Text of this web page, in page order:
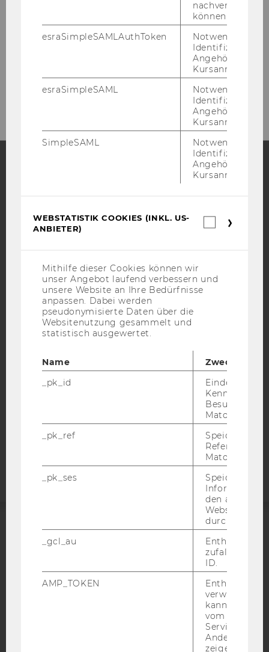
Bitte klicken Sie hier um sich für
den Newsletter anzumelden!
Instagram
Bluesky
IMPRESSUM
BARRIEREFREIHEITSERKLÄRUNG WEBSEITE
DATENSCHUTZERKLÄRUNG
DATENSCHUTZERKLÄRUNG SOCIAL MEDIA
DATENSCHUTZERKLÄRUNG
STUDIENBEWERBER*INNEN UND STUDIERENDE
Barrierefreiheitserklärung
ACCREDITED BY:
nachverfolgen
können.
esraSimpleSAMLAuthToken
Notwendig zur
Identifizierung
Angehörige/r für
Kursanmeldung.
esraSimpleSAML
Notwendig zur
Identifizierung
Angehörige/r für
Kursanmeldung.
SimpleSAML
Notwendig zur
Identifizierung
Angehörige/r für
Kursanmeldung.
WEBSTATISTIK COOKIES (INKL. US-
ANBIETER)
Mithilfe dieser Cookies können wir
unser Angebot laufend verbessern und
unsere Website an Ihre Bedürfnisse
anpassen. Dabei werden
pseudonymisierte Daten über die
Websitenutzung gesammelt und
statistisch ausgewertet.
Name
Zweck
_pk_id
Eindeutige
Besuchers
Matomo.
_pk_ref
Speicherung
Referrers
Matomo.
_pk_ses
Speicherung
den aktuellen
durch
_gcl_au
Enthält eine
ID.
AMP_TOKEN
Enthält ein
verwendet
kann, um
vom AMP-
Service
Andere
zeigen Opt-